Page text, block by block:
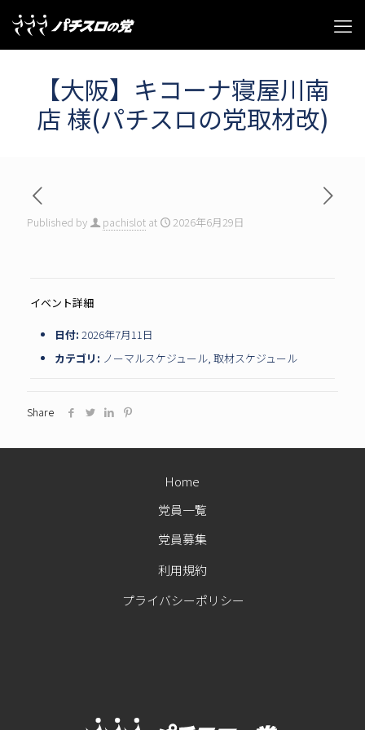
【大阪】キコーナ寝屋川南
店 様(パチスロの党取材改)
Published by pachislot at 2026年6月29日
イベント詳細
日付: 2026年7月11日
カテゴリ: ノーマルスケジュール, 取材スケジュール
Share
党員一覧
党員募集
利用規約
Home
プライバシーポリシー